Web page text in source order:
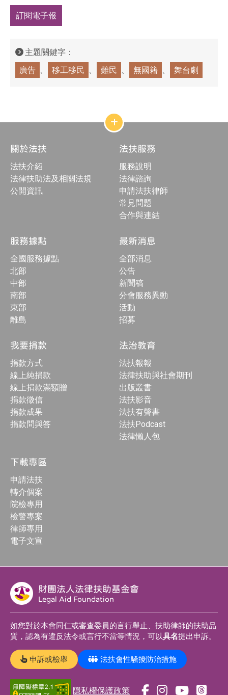
訂閱電子報
主題關鍵字：
廣告
移工移民 難民 無國籍 舞台劇
網
站
結
構
合
按
鈕
關於法扶
法扶介紹
法律扶助法及相關法規
公開資訊
法扶服務
服務說明
法律諮詢
申請法扶律師
常見問題
合作與連結
服務據點
全國服務據點
北部
中部
南部
東部
離島
最新消息
全部消息
公告
新聞稿
分會服務異動
活動
招募
我要捐款
捐款方式
線上純捐款
線上捐款滿額贈
捐款徵信
捐款成果
捐款問與答
法治教育
法扶報報
法律扶助與社會期刊
出版叢書
法扶影音
法扶有聲書
法扶Podcast
法律懶人包
下載專區
申請法扶
轉介個案
院檢專用
檢警專案
律師專用
電子文宣
財團法人法律扶助基金會
Legal Aid Foundation
如您對於本會同仁或審查委員的言行舉止、扶助律師的扶助品
質，認為有違反法令或言行不當等情況，可以具名提出申訴。
申訴或檢舉 法扶會性騷擾防治措施
隱私權保護政策